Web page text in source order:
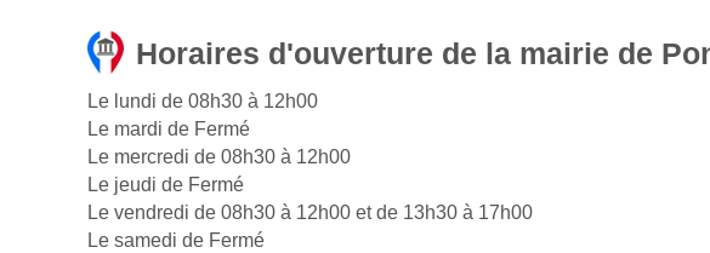
Horaires d'ouverture de la mairie de
Le lundi de 08h30 à 12h00
Le mardi de Fermé
Le mercredi de 08h30 à 12h00
Le jeudi de Fermé
Le vendredi de 08h30 à 12h00 et de 13h30 à 17h00
Le samedi de Fermé